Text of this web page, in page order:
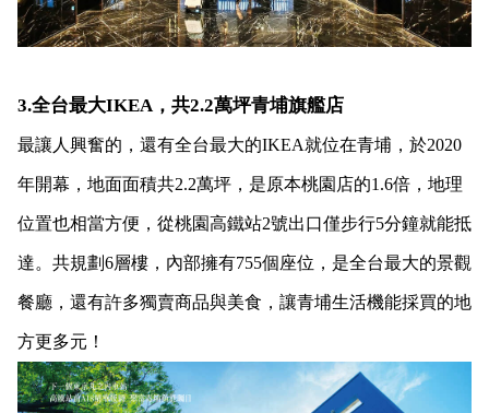
3.全台最大IKEA，共2.2萬坪青埔旗艦店
最讓人興奮的，還有全台最大的IKEA就位在青埔，於2020
年開幕，地面面積共2.2萬坪，是原本桃園店的1.6倍，地理
位置也相當方便，從桃園高鐵站2號出口僅步行5分鐘就能抵
達。共規劃6層樓，內部擁有755個座位，是全台最大的景觀
餐廳，還有許多獨賣商品與美食，讓青埔生活機能採買的地
方更多元！